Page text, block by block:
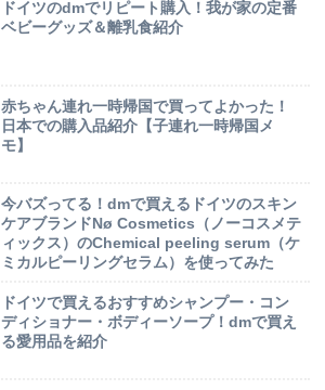
ドイツのdmでリピート購入！我が家の定番
ベビーグッズ＆離乳食紹介
赤ちゃん連れ一時帰国で買ってよかった！
日本での購入品紹介【子連れ一時帰国メ
モ】
今バズってる！dmで買えるドイツのスキン
ケアブランドNø Cosmetics（ノーコスメテ
ィックス）のChemical peeling serum（ケ
ミカルピーリングセラム）を使ってみた
ドイツで買えるおすすめシャンプー・コン
ディショナー・ボディーソープ！dmで買え
る愛用品を紹介